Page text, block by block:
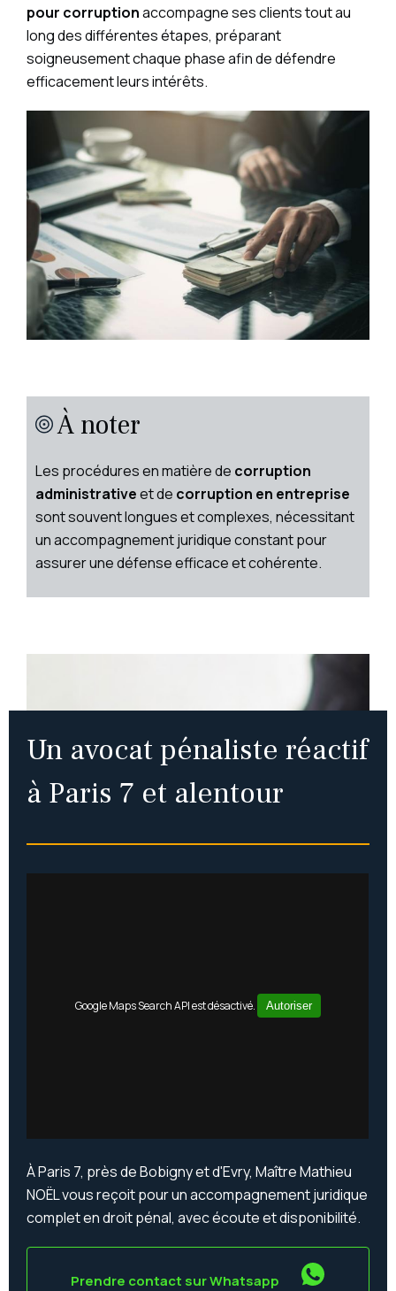
pour corruptionaccompagne ses clients tout au
long des différentes étapes, préparant
soigneusement chaque phase afin de défendre
efficacement leurs intérêts.
À noter
Les procédures en matière de corruption
administrativeet de corruption en entreprise
sont souvent longues et complexes, nécessitant
un accompagnement juridique constant pour
assurer une défense efficace et cohérente.
Un avocat pénaliste réactif
à Paris 7 et alentour
Google Maps Search API est désactivé. Autoriser
À Paris 7, près de Bobigny et d'Evry, Maître Mathieu
NOËL vous reçoit pour un accompagnement juridique
complet en droit pénal, avec écoute et disponibilité.
Prendre contact sur Whatsapp